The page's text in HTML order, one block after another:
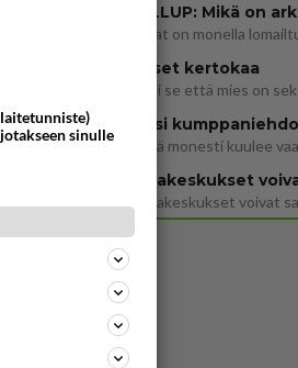
Naiset kertokaa
sinulle